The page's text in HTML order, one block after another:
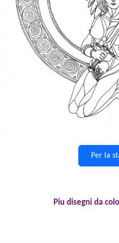
Per la
Piu disegni da